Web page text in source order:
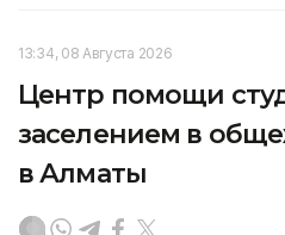
13:34, 08 Августа 2026
Центр помощи
заселением в
в Алматы